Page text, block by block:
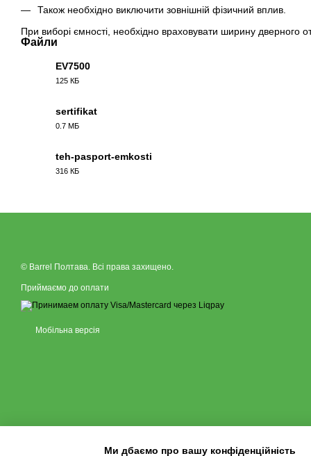
Також необхідно виключити зовнішній фізичний вплив.
При виборі ємності, необхідно враховувати ширину дверного
Файли
EV7500
125 КБ
sertifikat
0.7 МБ
teh-pasport-emkosti
316 КБ
© Barrel Полтава. Всі права захищено.
Приймаємо до оплати
Мобільна версія
Ми дбаємо про вашу конфіденційність